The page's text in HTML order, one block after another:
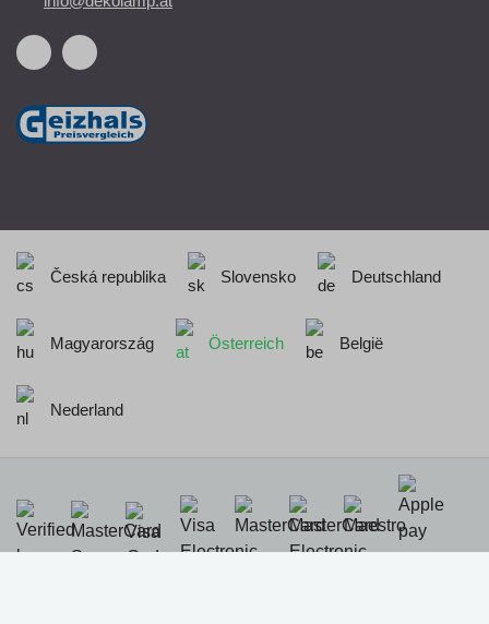
Česká republika Slovensko Deutschland
Magyarország Österreich België
Nederland